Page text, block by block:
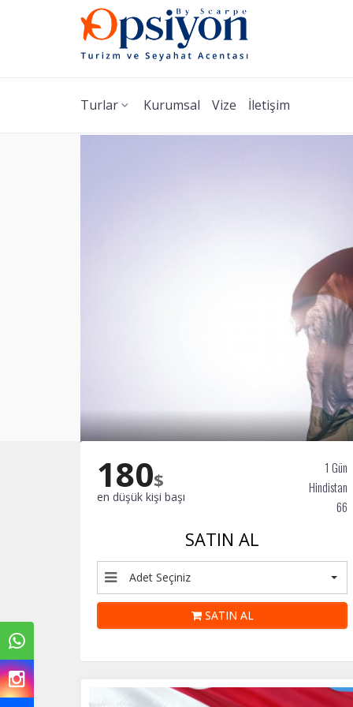
Turlar Kurumsal Vize İletişim
180$
en düşük kişi başı
1 Gün
Hindistan
66
SATIN AL
Adet Seçiniz
SATIN AL